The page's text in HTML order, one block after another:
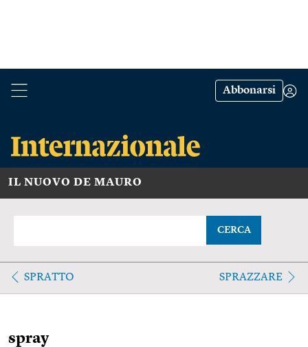
Abbonarsi
IL NUOVO DE MAURO
CERCA
SPRATTO SPRAZZARE
spray